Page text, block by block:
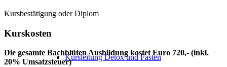
Kursleitung Detox und Fasten
Kursbestätigung oder Diplom
Kurskosten
Die gesamte Bachblüten Ausbildung kostet Euro 720,- (inkl.
20% Umsatzsteuer)